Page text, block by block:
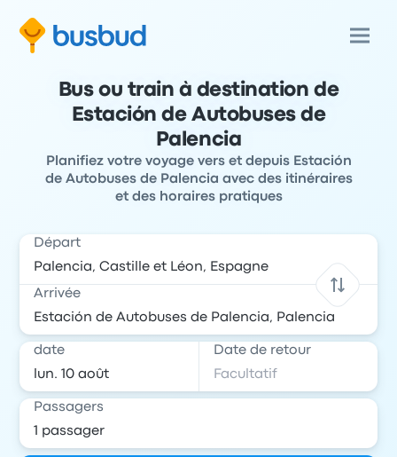
Bus ou train à destination de
Estación de Autobuses de
Palencia
Planifiez votre voyage vers et depuis Estación
de Autobuses de Palencia avec des itinéraires
et des horaires pratiques
Départ
Arrivée
date Date de retour
Passagers